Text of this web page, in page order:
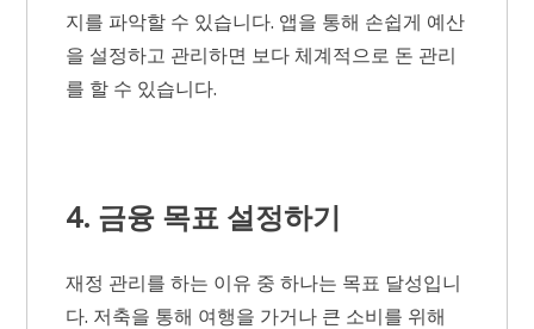
지를 파악할 수 있습니다. 앱을 통해 손쉽게 예산
을 설정하고 관리하면 보다 체계적으로 돈 관리
를 할 수 있습니다.
4. 금융 목표 설정하기
재정 관리를 하는 이유 중 하나는 목표 달성입니
다. 저축을 통해 여행을 가거나 큰 소비를 위해